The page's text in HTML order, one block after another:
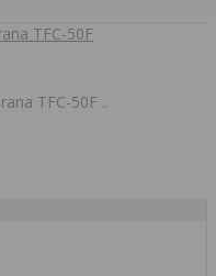
TFC-50F
TFC-50F ..